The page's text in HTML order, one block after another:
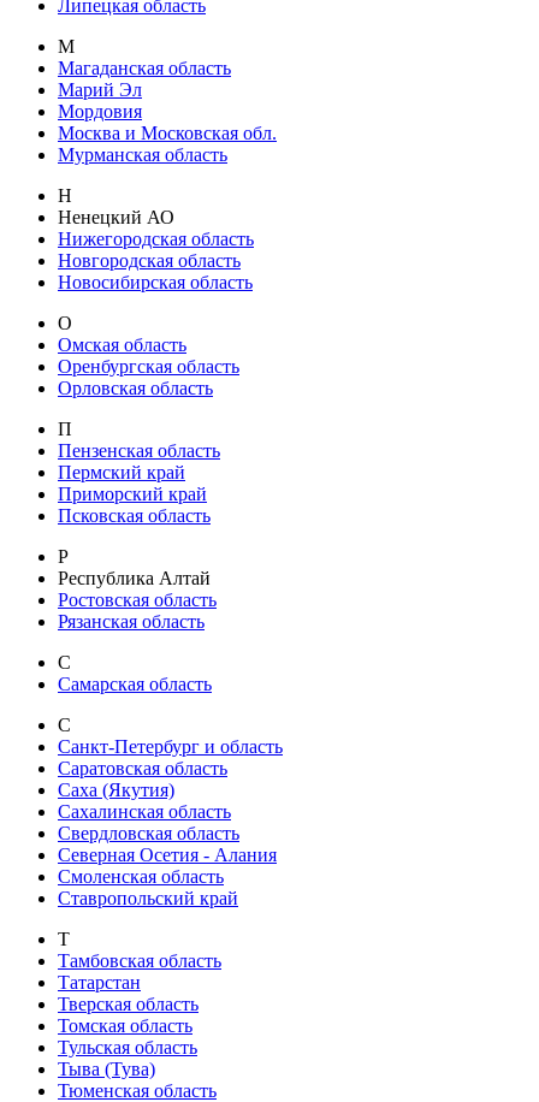
Липецкая область
М
Магаданская область
Марий Эл
Мордовия
Москва и Московская обл.
Мурманская область
Н
Ненецкий АО
Нижегородская область
Новгородская область
Новосибирская область
О
Омская область
Оренбургская область
Орловская область
П
Пензенская область
Пермский край
Приморский край
Псковская область
Р
Республика Алтай
Ростовская область
Рязанская область
С
Самарская область
С
Санкт-Петербург и область
Саратовская область
Саха (Якутия)
Сахалинская область
Свердловская область
Северная Осетия - Алания
Смоленская область
Ставропольский край
Т
Тамбовская область
Татарстан
Тверская область
Томская область
Тульская область
Тыва (Тува)
Тюменская область